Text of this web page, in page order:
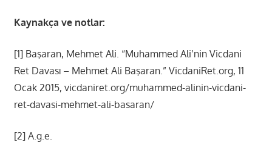
Kaynakça ve notlar:
[1] Başaran, Mehmet Ali. “Muhammed Ali’nin Vicdani
Ret Davası – Mehmet Ali Başaran.” VicdaniRet.org, 11
Ocak 2015, vicdaniret.org/muhammed-alinin-vicdani-
ret-davasi-mehmet-ali-basaran/
[2] A.g.e.